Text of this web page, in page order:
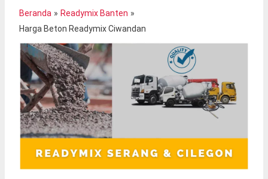
Beranda
Readymix Banten
Harga Beton Readymix Ciwandan